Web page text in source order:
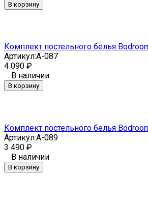
В корзину
Комплект постельного белья
Артикул:A-087
4 090 ₽
В наличии
В корзину
Комплект постельного белья
Артикул:A-089
3 490 ₽
В наличии
В корзину